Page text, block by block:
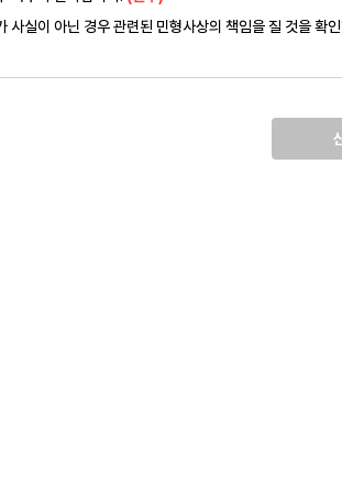
사실이 아닌 경우 관련된 민형사상의 책임을 질 것을 확